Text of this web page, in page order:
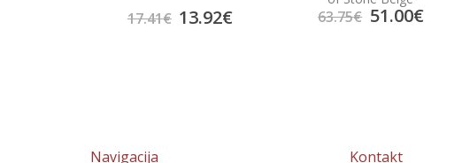
17.41€ 13.92€ 63.75€ 51.00€
Navigacija Kontakt